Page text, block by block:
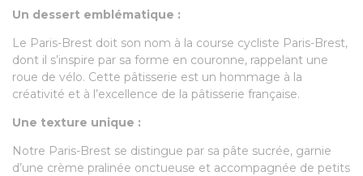
Un dessert emblématique :
Le Paris-Brest doit son nom à la course cycliste Paris-Brest,
dont il s’inspire par sa forme en couronne, rappelant une
roue de vélo. Cette pâtisserie est un hommage à la
créativité et à l’excellence de la pâtisserie française.
Une texture unique :
Notre Paris-Brest se distingue par sa pâte sucrée, garnie
d’une crème pralinée onctueuse et accompagnée de petits